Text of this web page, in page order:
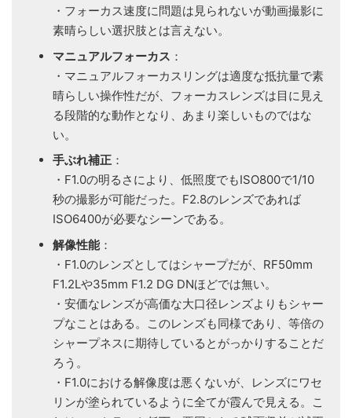
・フォーカス速度に問題は見られないが動画撮影に
素晴らしい選択肢とは言えない。
マニュアルフォーカス ：
・マニュアルフォーカスリングは適度な抵抗量で素
晴らしい操作性だが、フォーカスレンズは目に見え
る段階的な動作となり、あまり楽しいものではな
い。
手ぶれ補正 ：
・F1.0の明るさにより、低照度でもISO800で1/10
秒の撮影が可能だった。F2.8のレンズであれば
ISO6400が必要なシーンである。
解像性能：
・F1.0のレンズとしてはシャープだが、RF50mm
F1.2Lや35mm F1.2 DG DNほどでは無い。
・安価なレンズが高価な大口径レンズよりもシャー
プなことはある。このレンズも同様であり、等倍の
シャープネスに期待しているとがっかりすることだ
ろう。
・F1.0における解像度は悪くないが、レンズにワセ
リンが塗られているように全てが霞んで見える。こ